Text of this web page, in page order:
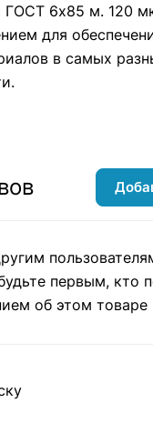
ГОСТ 6x85 м. 120
для
в самых
первым, кто
об этом товаре